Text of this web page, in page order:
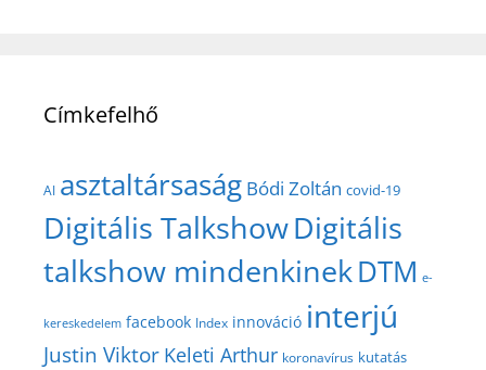
Címkefelhő
AI asztaltársaság Bódi Zoltán covid-19
Digitális TalkshowDigitális
talkshow mindenkinekDTM e-
kereskedelem facebook Index innováció interjú
Justin Viktor Keleti Arthur koronavírus kutatás